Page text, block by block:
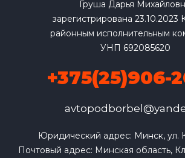
Груша Дарья
зарегистрирована 23.10.2023
районным исполнительным
УНП 692085620
+375(25)906-
Юридический адрес: Минск, ул.
Почтовый адрес: Минская область,